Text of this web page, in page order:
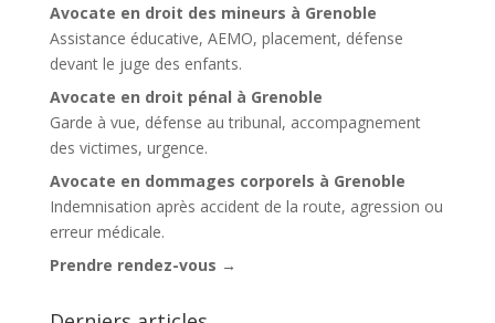
Avocate en droit des mineurs à Grenoble
Assistance éducative, AEMO, placement, défense
devant le juge des enfants.
Avocate en droit pénal à Grenoble
Garde à vue, défense au tribunal, accompagnement
des victimes, urgence.
Avocate en dommages corporels à Grenoble
Indemnisation après accident de la route, agression ou
erreur médicale.
Prendre rendez-vous →